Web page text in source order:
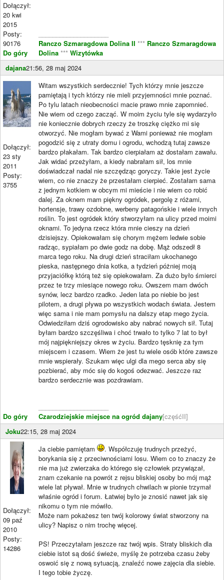
Dołączył:
20 kwi
2015
Posty:
90176
Do góry
Ranczo Szmaragdowa Dolina II *** Ranczo Szmaragdowa
Dolina *** Wizytówka
dajana21:56, 28 maj 2024
Dołączył:
23 sty
2011
Posty:
3755
Do góry
Witam wszystkich serdecznie! Tych którzy mnie jeszcze
pamiętają i tych którzy nie mieli przyjemności mnie poznać.
Po tylu latach nieobecności macie prawo mnie zapomnieć.
Nie wiem od czego zacząć. W moim życiu tyle się wydarzyło
nie koniecznie dobrych rzeczy że troszkę ciężko mi się
otworzyć. Nie mogłam bywać z Wami ponieważ nie mogłam
pogodzić się z utraty domu i ogrodu, wchodzą tutaj zawsze
bardzo płakałam. Tak bardzo cierpiałam aż dostałam zawału.
Jak widać przeżyłam, a kiedy nabrałam sił, los mnie
doświadczał nadal nie szczędząc goryczy. Takie jest życie
wiem, co nie znaczy że przestałam cierpieć. Zostałam sama
z jednym kotkiem w obcym mi mieście i nie wiem co robić
dalej. Za oknem mam piękny ogródek, pergolę z różami,
hortensje, trawy ozdobne, werbeny patagońskie i wiele innych
roślin. To jest ogródek który stworzyłam na ulicy przed moimi
oknami. To jedyna rzecz która mnie cieszy na dzień
dzisiejszy. Opiekowałam się chorym mężem ledwie sobie
radząc, sypiałam po dwie godz na dobę. Mąż odszedł 8
marca tego roku. Na drugi dzień straciłam ukochanego
pieska, następnego dnia kotka, a tydzień póżniej moją
przyjaciółkę którą też się opiekowałam. Za dużo było śmierci
przez te trzy miesiące nowego roku. Owszem mam dwóch
synów, lecz bardzo rzadko. Jeden lata po niebie bo jest
pilotem, a drugi pływa po wszystkich wodach świata. Jestem
więc sama i nie mam pomysłu na dalszy etap mego życia.
Odwiedziłam dziś ogrodowisko aby nabrać nowych sił. Tutaj
byłam bardzo szczęśliwa i choć trwało to tylko 7 lat to był
mój najpiękniejszy okres w życiu. Bardzo tęsknię za tym
miejscem i czasem. Wiem że jest tu wiele osób które zawsze
mnie wspierały. Szukam więc ulgi dla mego serca aby się
pozbierać, aby móc się do kogoś odezwać. Jeszcze raz
bardzo serdecznie was pozdrawiam.
Czarodziejskie miejsce na ogród dajany[częśćII]
Joku22:15, 28 maj 2024
Dołączył:
09 paź
2010
Posty:
14286
Ja ciebie pamiętam
. Współczuję trudnych przeżyć,
borykania się z przeciwnościami losu. Wiem co to znaczy że
nie ma już zwierzaka do którego się człowiek przywiązał,
znam czekanie na powrót z rejsu bliskiej osoby bo mój mąż
wiele lat pływał. Mnie w trudnych chwilach w pionie trzymał
właśnie ogród i forum. Łatwiej było je znosić nawet jak się
nikomu o tym nie mówiło.
Może nam pokażesz ten twój kolorowy świat stworzony na
ulicy? Napisz o nim trochę więcej.
PS! Przeczytałam jeszcze raz twój wpis. Straty bliskich dla
ciebie istot są dość świeże, myślę że potrzeba czasu żeby
oswoić się z nową sytuacją, znaleźć nowe zajęcia dla siebie.
I tego tobie życzę.